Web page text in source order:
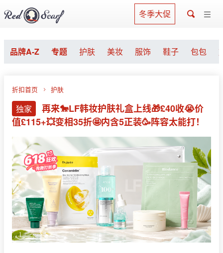
冬季大促
品牌A-Z 专题 护肤 美妆 服饰 鞋子 包包
折扣首页 护肤
独家
再来🐎LF韩妆护肤礼盒上线🎁£40收😭价
值£115+💥变相35折🤩内含5正装🥳阵容太能打！